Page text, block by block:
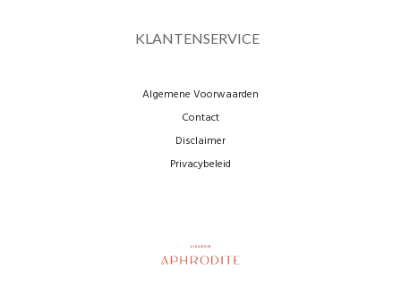
KLANTENSERVICE
Algemene Voorwaarden
Contact
Disclaimer
Privacybeleid